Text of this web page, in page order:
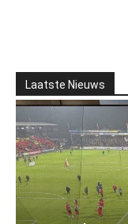
Laatste Nieuws